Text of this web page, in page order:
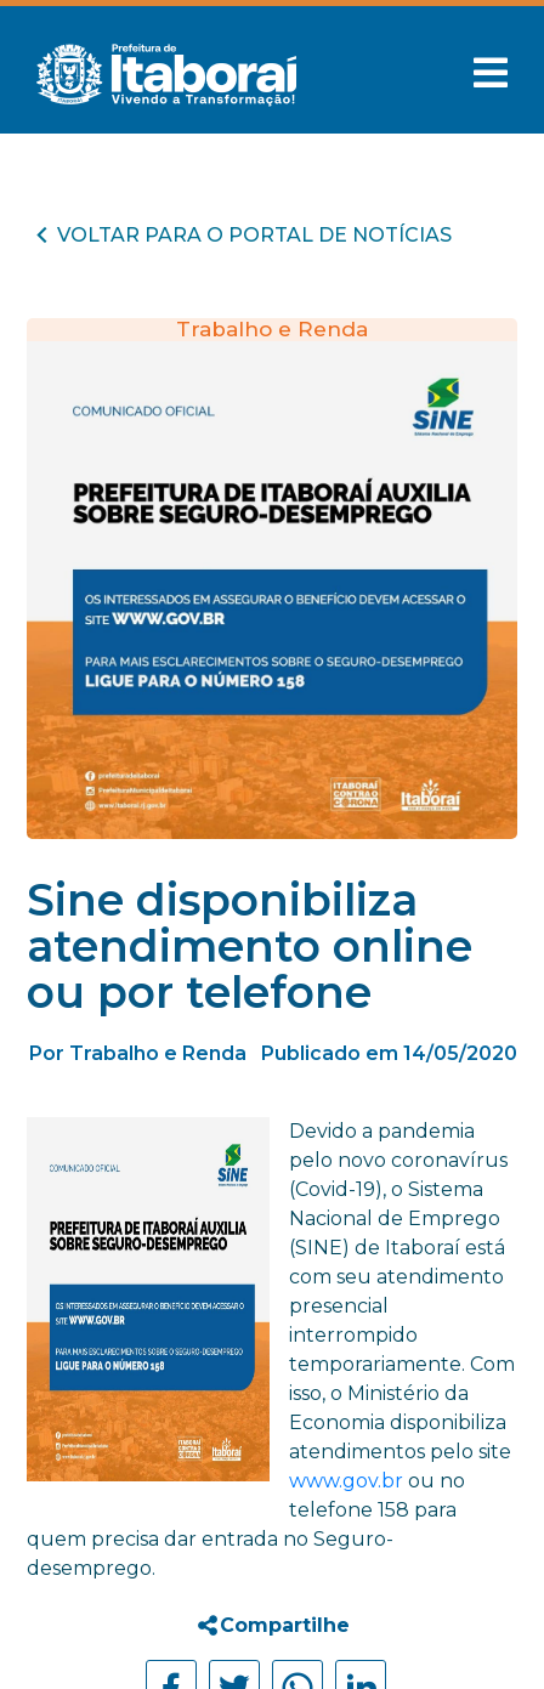
VOLTAR PARA O PORTAL DE NOTÍCIAS
Trabalho e Renda
Sine disponibiliza
atendimento online
ou por telefone
Por Trabalho e Renda Publicado em 14/05/2020
Devido a pandemia
pelo novo coronavírus
(Covid-19), o Sistema
Nacional de Emprego
(SINE) de Itaboraí está
com seu atendimento
presencial
interrompido
temporariamente. Com
isso, o Ministério da
Economia disponibiliza
atendimentos pelo site
www.gov.br ou no
telefone 158 para
quem precisa dar entrada no Seguro-
desemprego.
Compartilhe